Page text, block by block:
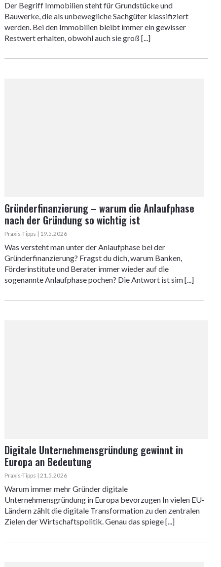
Der Begriff Immobilien steht für Grundstücke und
Bauwerke, die als unbewegliche Sachgüter klassifiziert
werden. Bei den Immobilien bleibt immer ein gewisser
Restwert erhalten, obwohl auch sie groß [...]
Gründerfinanzierung – warum die Anlaufphase
nach der Gründung so wichtig ist
Praxis-Tipps | 19.5.2026
Was versteht man unter der Anlaufphase bei der
Gründerfinanzierung? Fragst du dich, warum Banken,
Förderinstitute und Berater immer wieder auf die
sogenannte Anlaufphase pochen? Die Antwort ist sim [...]
Digitale Unternehmensgründung gewinnt in
Europa an Bedeutung
Praxis-Tipps | 21.5.2026
Warum immer mehr Gründer digitale
Unternehmensgründung in Europa bevorzugen In vielen EU-
Ländern zählt die digitale Transformation zu den zentralen
Zielen der Wirtschaftspolitik. Genau das spiege [...]